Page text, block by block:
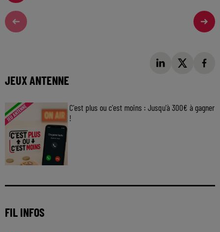
JEUX ANTENNE
C'est plus ou c'est moins : Jusqu'à 300€ à gagner
!
FIL INFOS